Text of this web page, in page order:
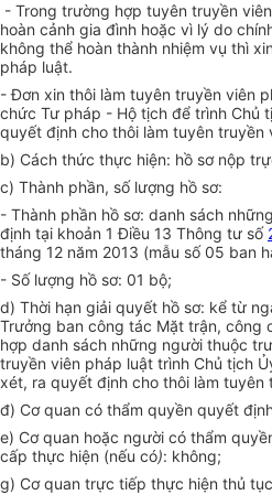
- Trong trường hợp tuyên truyền
hoàn cảnh gia đình hoặc vì lý do
không thể hoàn thành nhiệm vụ thì
pháp luật.
- Đơn xin thôi làm tuyên truyền viên
chức Tư pháp - Hộ tịch để trình Chủ
quyết định cho thôi làm tuyên truyền
b) Cách thức thực hiện: hồ sơ nộp
c) Thành phần, số lượng hồ sơ:
- Thành phần hồ sơ: danh sách
định tại khoản 1 Điều 13 Thông tư số
tháng 12 năm 2013 (mẫu số 05 ban
- Số lượng hồ sơ: 01 bộ;
d) Thời hạn giải quyết hồ sơ: kể từ
Trưởng ban công tác Mặt trận, công
hợp danh sách những người thuộc
truyền viên pháp luật trình Chủ tịch
xét, ra quyết định cho thôi làm tuyên
đ) Cơ quan có thẩm quyền quyết
e) Cơ quan hoặc người có thẩm
cấp thực hiện (nếu có): không;
g) Cơ quan trực tiếp thực hiện thủ